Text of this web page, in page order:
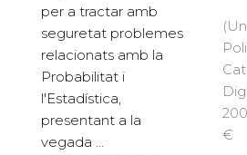
per a tractar amb
seguretat problemes
relacionats amb la
Probabilitat i
l'Estadística,
presentant a la
vegada ...
€